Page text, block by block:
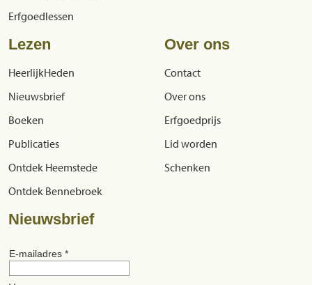
Erfgoedlessen
Lezen
HeerlijkHeden
Nieuwsbrief
Boeken
Publicaties
Ontdek Heemstede
Ontdek Bennebroek
Over ons
Contact
Over ons
Erfgoedprijs
Lid worden
Schenken
Nieuwsbrief